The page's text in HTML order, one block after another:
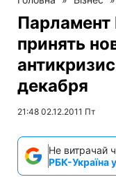
Парламент
принять
декабря
21:48 02.12.2011 Пт
Не витрачай
РБК-Україна